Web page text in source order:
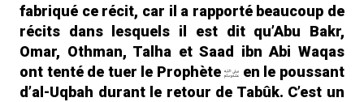
fabriqué ce récit, car il a rapporté beaucoup de
récits dans lesquels il est dit qu’Abu Bakr,
Omar, Othman, Talha et Saad ibn Abi Waqas
ont tenté de tuer le Prophète
en le poussant
d’al-Uqbah durant le retour de Tabûk. C’est un